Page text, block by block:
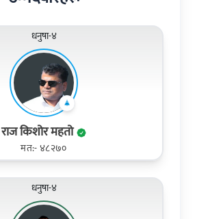
धनुषा-४
राज किशोर महतो
मत:- ४८२७०
धनुषा-४